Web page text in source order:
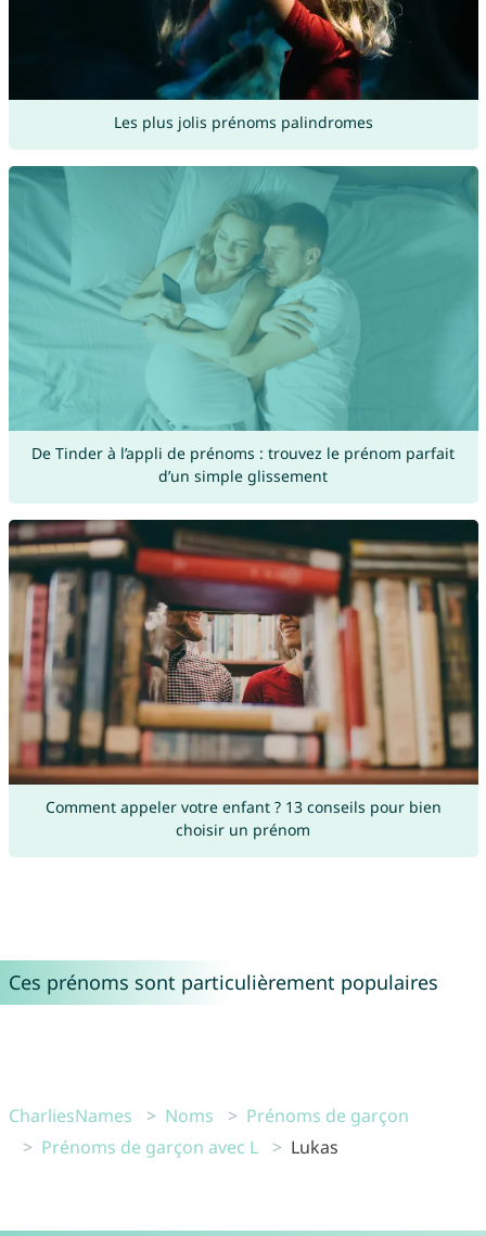
Les plus jolis prénoms palindromes
De Tinder à l’appli de prénoms : trouvez le prénom parfait
d’un simple glissement
Comment appeler votre enfant ? 13 conseils pour bien
choisir un prénom
Ces prénoms sont particulièrement populaires
CharliesNames Noms
Prénoms de garçon
Prénoms de garçon avec L
Lukas